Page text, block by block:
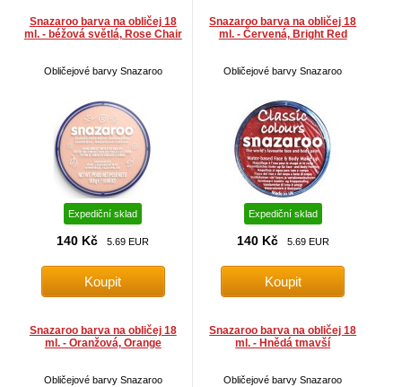
Snazaroo barva na obličej 18
ml. - béžová světlá, Rose Chair
Obličejové barvy Snazaroo
Expediční sklad
140 Kč 5.69 EUR
Snazaroo barva na obličej 18
ml. - Červená, Bright Red
Obličejové barvy Snazaroo
Expediční sklad
140 Kč 5.69 EUR
Snazaroo barva na obličej 18
ml. - Oranžová, Orange
Obličejové barvy Snazaroo
Snazaroo barva na obličej 18
ml. - Hnědá tmavší
Obličejové barvy Snazaroo